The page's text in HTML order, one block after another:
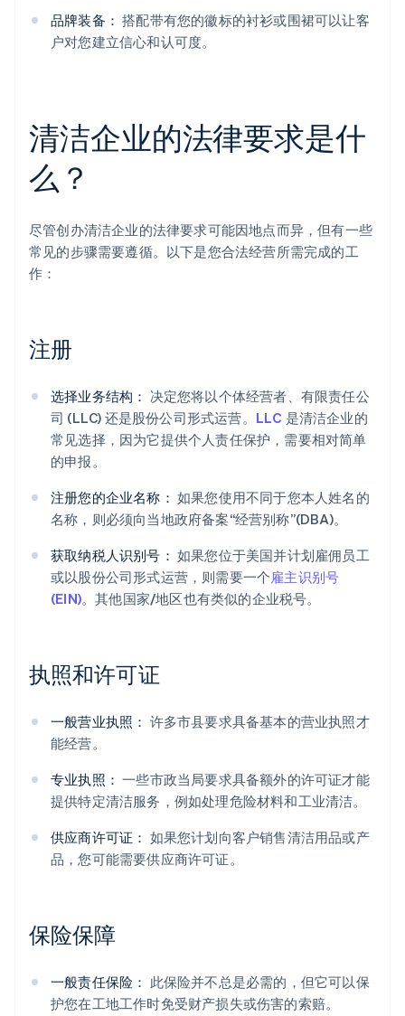
品牌装备： 搭配带有您的徽标的衬衫或围裙可以让客
户对您建立信心和认可度。
清洁企业的法律要求是什
么？
尽管创办清洁企业的法律要求可能因地点而异，但有一些
常见的步骤需要遵循。以下是您合法经营所需完成的工
作：
注册
选择业务结构： 决定您将以个体经营者、有限责任公
司 (LLC) 还是股份公司形式运营。 LLC 是清洁企业的
常见选择，因为它提供个人责任保护，需要相对简单
的申报。
注册您的企业名称： 如果您使用不同于您本人姓名的
名称，则必须向当地政府备案“经营别称”(DBA)。
获取纳税人识别号： 如果您位于美国并计划雇佣员工
或以股份公司形式运营，则需要一个雇主识别号
(EIN)。其他国家/地区也有类似的企业税号。
执照和许可证
一般营业执照： 许多市县要求具备基本的营业执照才
能经营。
专业执照： 一些市政当局要求具备额外的许可证才能
提供特定清洁服务，例如处理危险材料和工业清洁。
供应商许可证： 如果您计划向客户销售清洁用品或产
品，您可能需要供应商许可证。
保险保障
一般责任保险： 此保险并不总是必需的，但它可以保
护您在工地工作时免受财产损失或伤害的索赔。